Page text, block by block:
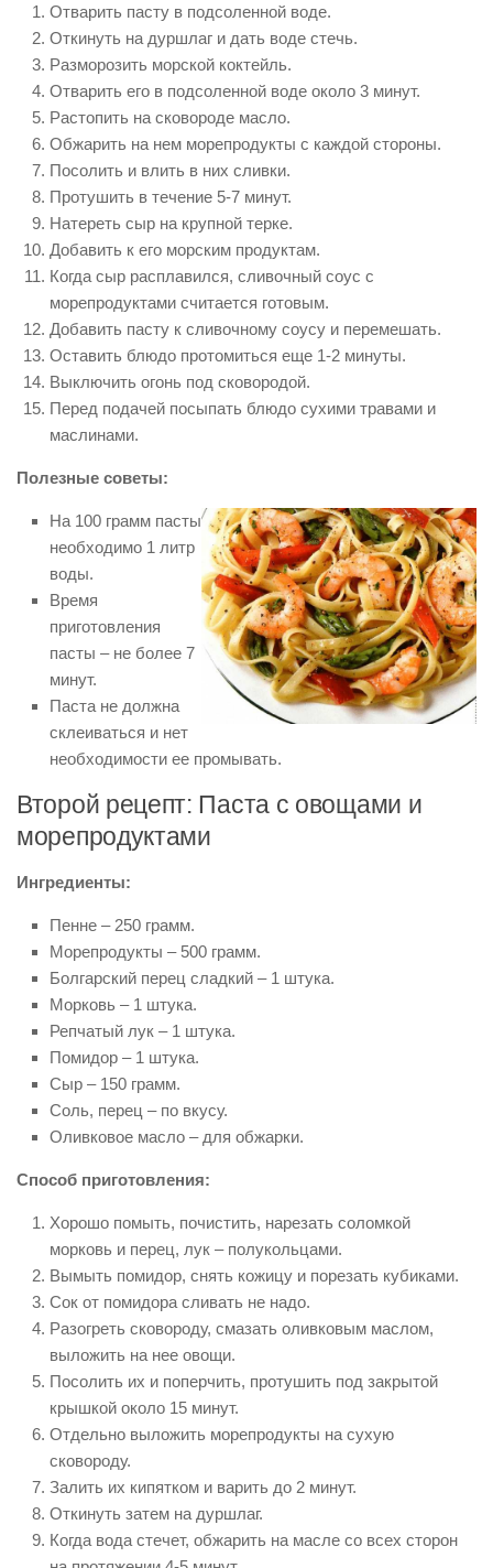
Отварить пасту в подсоленной воде.
Откинуть на дуршлаг и дать воде стечь.
Разморозить морской коктейль.
Отварить его в подсоленной воде около 3 минут.
Растопить на сковороде масло.
Обжарить на нем морепродукты с каждой стороны.
Посолить и влить в них сливки.
Протушить в течение 5-7 минут.
Натереть сыр на крупной терке.
Добавить к его морским продуктам.
Когда сыр расплавился, сливочный соус с
морепродуктами считается готовым.
Добавить пасту к сливочному соусу и перемешать.
Оставить блюдо протомиться еще 1-2 минуты.
Выключить огонь под сковородой.
Перед подачей посыпать блюдо сухими травами и
маслинами.
Полезные советы:
На 100 грамм пасты
необходимо 1 литр
воды.
Время
приготовления
пасты – не более 7
минут.
Паста не должна
склеиваться и нет
необходимости ее промывать.
Второй рецепт: Паста с овощами и
морепродуктами
Ингредиенты:
Пенне – 250 грамм.
Морепродукты – 500 грамм.
Болгарский перец сладкий – 1 штука.
Морковь – 1 штука.
Репчатый лук – 1 штука.
Помидор – 1 штука.
Сыр – 150 грамм.
Соль, перец – по вкусу.
Оливковое масло – для обжарки.
Способ приготовления:
Хорошо помыть, почистить, нарезать соломкой
морковь и перец, лук – полукольцами.
Вымыть помидор, снять кожицу и порезать кубиками.
Сок от помидора сливать не надо.
Разогреть сковороду, смазать оливковым маслом,
выложить на нее овощи.
Посолить их и поперчить, протушить под закрытой
крышкой около 15 минут.
Отдельно выложить морепродукты на сухую
сковороду.
Залить их кипятком и варить до 2 минут.
Откинуть затем на дуршлаг.
Когда вода стечет, обжарить на масле со всех сторон